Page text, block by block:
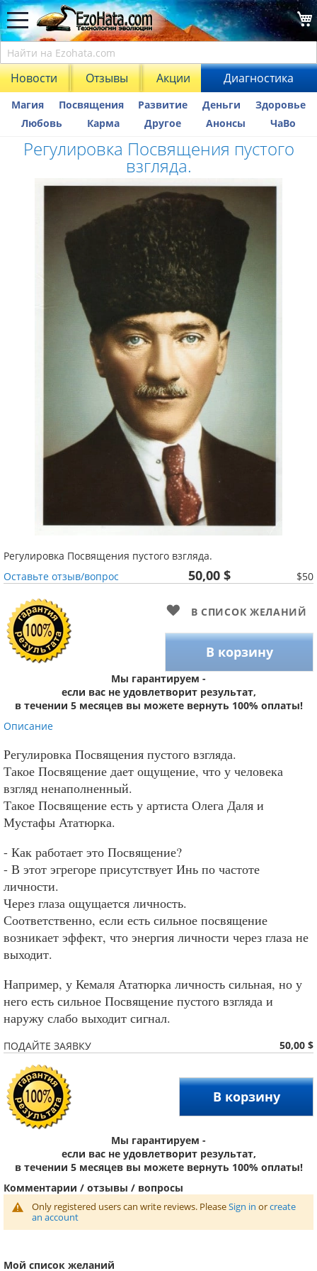
Новости Отзывы Акции Диагностика
Магия Посвящения Развитие Деньги
Здоровье
Любовь
Карма Другое Анонсы ЧаВо
Регулировка Посвящения пустого
взгляда.
Регулировка Посвящения пустого взгляда.
Оставьте отзыв/вопрос
50,00 $ $50
В СПИСОК ЖЕЛАНИЙ
В корзину
Мы гарантируем -
если вас не удовлетворит результат,
в течении 5 месяцев вы можете вернуть 100% оплаты!
Описание
Регулировка Посвящения пустого взгляда.
Такое Посвящение дает ощущение, что у человека
взгляд ненаполненный.
Такое Посвящение есть у артиста Олега Даля и
Мустафы Ататюрка.
- Как работает это Посвящение?
- В этот эгрегоре присутствует Инь по частоте
личности.
Через глаза ощущается личность.
Соответственно, если есть сильное посвящение
возникает эффект, что энергия личности через глаза не
выходит.
Например, у Кемаля Ататюрка личность сильная, но у
него есть сильное Посвящение пустого взгляда и
наружу слабо выходит сигнал.
ПОДАЙТЕ ЗАЯВКУ 50,00 $
В корзину
Мы гарантируем -
если вас не удовлетворит результат,
в течении 5 месяцев вы можете вернуть 100% оплаты!
Комментарии / отзывы / вопросы
Only registered users can write reviews. PleaseSign in orcreate
an account
Мой список желаний